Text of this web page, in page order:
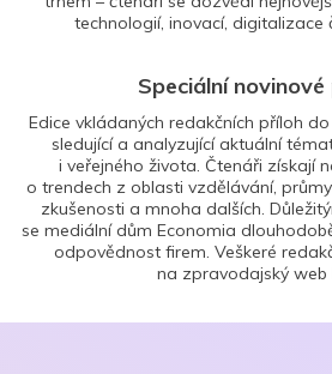
technologií, inovací, digitalizace
Speciální
Edice vkládaných redakčních příloh
sledující a analyzující aktuální
i veřejného života. Čtenáři získají
o trendech z oblasti vzdělávání,
zkušenosti a mnoha dalších.
se mediální dům Economia
odpovědnost firem. Veškeré
na zpravodajský web